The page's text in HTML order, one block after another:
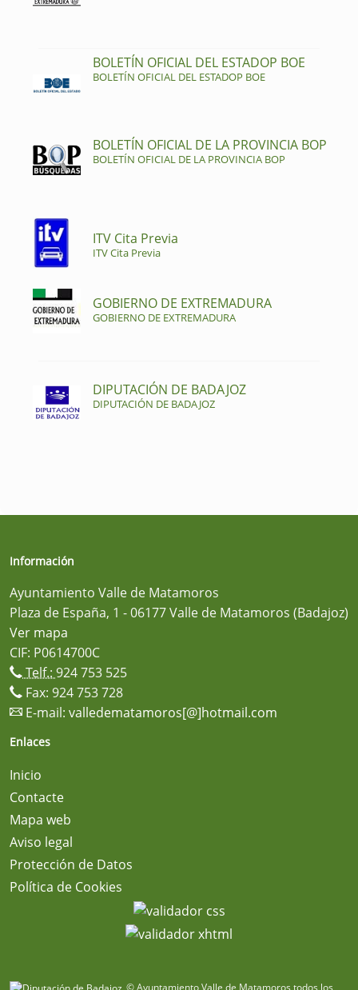
BOLETÍN OFICIAL DEL ESTADOP BOE
BOLETÍN OFICIAL DEL ESTADOP BOE
BOLETÍN OFICIAL DE LA PROVINCIA BOP
BOLETÍN OFICIAL DE LA PROVINCIA BOP
ITV Cita Previa
ITV Cita Previa
GOBIERNO DE EXTREMADURA
GOBIERNO DE EXTREMADURA
DIPUTACIÓN DE BADAJOZ
DIPUTACIÓN DE BADAJOZ
Información
Ayuntamiento Valle de Matamoros
Plaza de España, 1 - 06177 Valle de Matamoros (Badajoz)
Ver mapa
CIF: P0614700C
Telf.: 924 753 525
Fax: 924 753 728
E-mail: valledematamoros[@]hotmail.com
Enlaces
Inicio
Contacte
Mapa web
Aviso legal
Protección de Datos
Política de Cookies